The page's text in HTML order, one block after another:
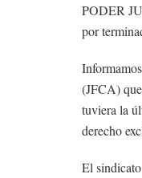
PODER
por
(JFCA)
tuviera la
derecho
El